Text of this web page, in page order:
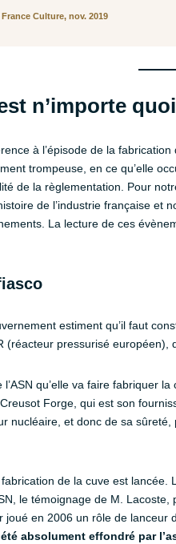
France Culture, nov. 2019
n’importe quoi
à l’épisode de la
trompeuse, en ce qu’elle
de la règlementation. Pour
de l’industrie française
La lecture de ces
estiment qu’il faut
(réacteur pressurisé européen),
l’ASN qu’elle va faire fabriquer
Forge, qui est son
nucléaire, et donc de sa
de la cuve est lancée.
le témoignage de M.
joué en 2006 un rôle de lanceur
absolument effondré par